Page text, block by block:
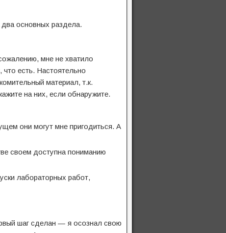
основных раздела.
мне не хватило
что есть. Настоятельно
материал, т.к.
на них, если обнаружите.
они могут мне пригодиться. А
своем доступна пониманию
лабораторных работ,
шаг сделан — я осознал свою